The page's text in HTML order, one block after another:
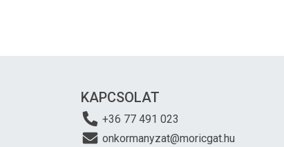
KAPCSOLAT
+36 77 491 023
onkormanyzat@moricgat.hu